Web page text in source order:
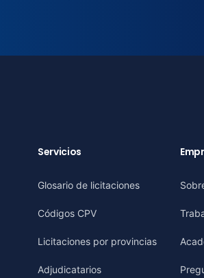
Servicios
Glosario de licitaciones
Códigos CPV
Licitaciones por provincias
Adjudicatarios